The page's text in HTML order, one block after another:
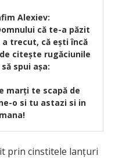
Alexiev:
că te-a păzit
trecut, că ești încă
citește rugăciunile
spui așa:
marți te scapă de
o si tu astazi si in
prin cinstitele lanţuri